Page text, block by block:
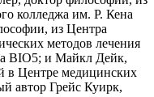
колледжа им. Р. Кена
из Центра
методов лечения
BIO5; и Майкл Дейк,
в Центре медицинских
автор Грейс Куирк,